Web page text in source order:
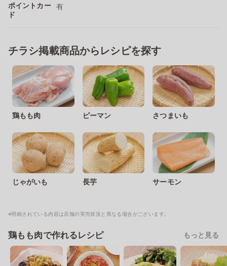
ポイントカー
ド
有
チラシ掲載商品からレシピを探す
鶏もも肉 ピーマン さつまいも
じゃがいも 長芋 サーモン
※明細されている内容は店舗の実売状況と異なる場合がございます。
鶏もも肉で作れるレシピ もっと見る